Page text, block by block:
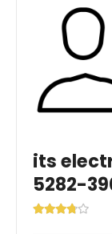
its
5282-